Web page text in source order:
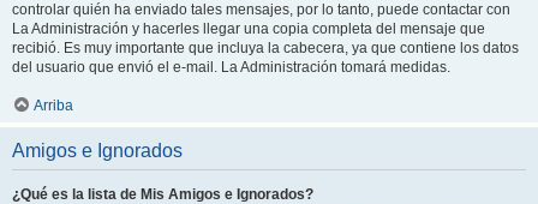
controlar quién ha enviado tales mensajes, por lo tanto, puede contactar con
La Administración y hacerles llegar una copia completa del mensaje que
recibió. Es muy importante que incluya la cabecera, ya que contiene los datos
del usuario que envió el e-mail. La Administración tomará medidas.
Arriba
Amigos e Ignorados
¿Qué es la lista de Mis Amigos e Ignorados?